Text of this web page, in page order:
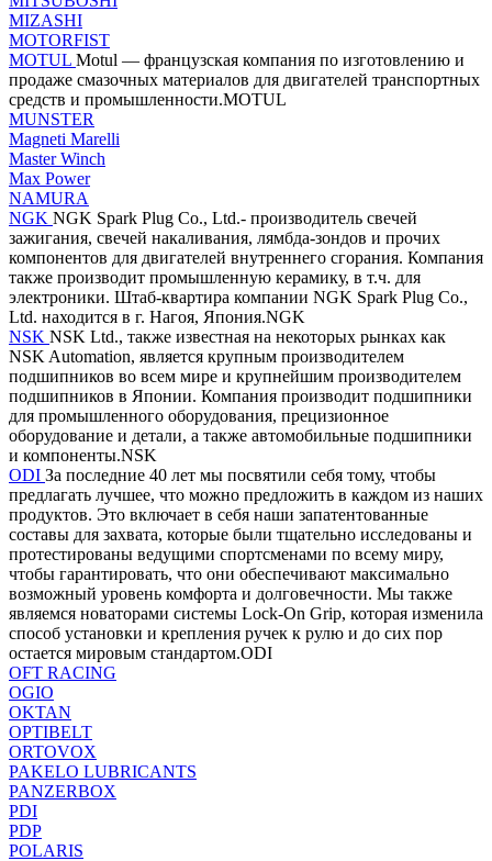
MIZASHI
MOTORFIST
MOTUL Motul — французская компания по изготовлению и
продаже смазочных материалов для двигателей транспортных
средств и промышленности.MOTUL
MUNSTER
Magneti Marelli
Master Winch
Max Power
NAMURA
NGK NGK Spark Plug Co., Ltd.- производитель свечей
зажигания, свечей накаливания, лямбда-зондов и прочих
компонентов для двигателей внутреннего сгорания. Компания
также производит промышленную керамику, в т.ч. для
электроники. Штаб-квартира компании NGK Spark Plug Co.,
Ltd. находится в г. Нагоя, Япония.NGK
NSK NSK Ltd., также известная на некоторых рынках как
NSK Automation, является крупным производителем
подшипников во всем мире и крупнейшим производителем
подшипников в Японии. Компания производит подшипники
для промышленного оборудования, прецизионное
оборудование и детали, а также автомобильные подшипники
и компоненты.NSK
ODI За последние 40 лет мы посвятили себя тому, чтобы
предлагать лучшее, что можно предложить в каждом из наших
продуктов. Это включает в себя наши запатентованные
составы для захвата, которые были тщательно исследованы и
протестированы ведущими спортсменами по всему миру,
чтобы гарантировать, что они обеспечивают максимально
возможный уровень комфорта и долговечности. Мы также
являемся новаторами системы Lock-On Grip, которая изменила
способ установки и крепления ручек к рулю и до сих пор
остается мировым стандартом.ODI
OFT RACING
OGIO
OKTAN
OPTIBELT
ORTOVOX
PAKELO LUBRICANTS
PANZERBOX
PDI
PDP
POLARIS